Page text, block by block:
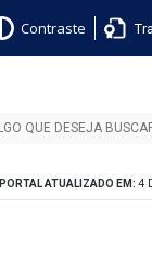
Contraste
PORTAL ATUALIZADO EM: 4